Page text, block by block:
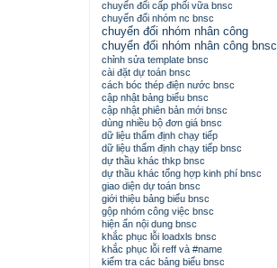
chuyển đổi cấp phối vữa bnsc
chuyển đổi nhóm nc bnsc
chuyển đổi nhóm nhân công
chuyển đổi nhóm nhân công bnsc
chỉnh sửa template bnsc
cài đặt dự toán bnsc
cách bóc thép điện nước bnsc
cập nhật bảng biểu bnsc
cập nhật phiên bản mới bnsc
dùng nhiều bộ đơn giá bnsc
dữ liệu thẩm định chạy tiếp
dữ liệu thẩm định chạy tiếp bnsc
dự thầu khác thkp bnsc
dự thầu khác tổng hợp kinh phí bnsc
giao diện dự toán bnsc
giới thiệu bảng biểu bnsc
gộp nhóm công việc bnsc
hiện ẩn nội dung bnsc
khắc phục lỗi loadxls bnsc
khắc phục lỗi reff và #name
kiểm tra các bảng biểu bnsc